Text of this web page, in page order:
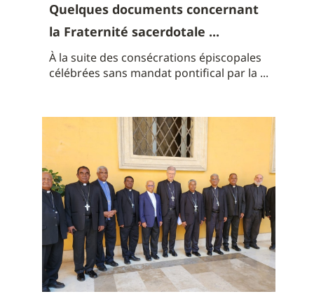
Quelques documents concernant
la Fraternité sacerdotale ...
À la suite des consécrations épiscopales
célébrées sans mandat pontifical par la ...